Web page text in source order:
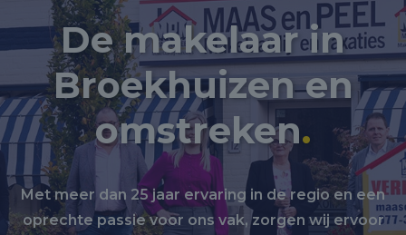
De makelaar in
Broekhuizen en
omstreken.
Met meer dan 25 jaar ervaring in de regio en een
oprechte passie voor ons vak, zorgen wij ervoor